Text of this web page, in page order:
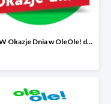
WOW Okazje Dnia w OleOle! do -40%